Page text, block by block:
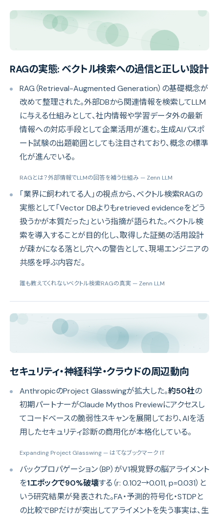
RAGの実態: ベクトル検索への過信と正しい設計
RAG（Retrieval-Augmented Generation）の基礎概念が
改めて整理された。外部DBから関連情報を検索してLLM
に与える仕組みとして、社内情報や学習データ外の最新
情報への対応手段として企業活用が進む。生成AIパスポ
ート試験の出題範囲としても注目されており、概念の標準
化が進んでいる。
RAGとは？外部情報でLLMの回答を補う仕組み — Zenn LLM
「業界に飼われてる人」の視点から、ベクトル検索RAGの
実態として「Vector DBよりもretrieved evidenceをどう
扱うかが本質だった」という指摘が語られた。ベクトル検
索を導入することが目的化し、取得した証拠の活用設計
が疎かになる落とし穴への警告として、現場エンジニアの
共感を呼ぶ内容だ。
誰も教えてくれないベクトル検索RAGの真実 — Zenn LLM
セキュリティ・神経科学・クラウドの周辺動向
AnthropicのProject Glasswingが拡大した。約50社の
初期パートナーがClaude Mythos Previewにアクセスし
てコードベースの脆弱性スキャンを展開しており、AIを活
用したセキュリティ診断の商用化が本格化している。
Expanding Project Glasswing — はてなブックマーク IT
バックプロパゲーション（BP）がV1視覚野の脳アライメント
を1エポックで90%破壊する（r: 0.102→0.011, p=0.031）と
いう研究結果が発表された。FA・予測的符号化・STDPと
の比較でBPだけが突出してアライメントを失う事実は、生